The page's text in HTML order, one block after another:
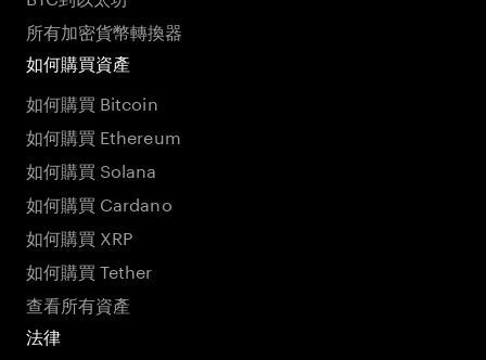
所有加密貨幣轉換器
如何購買資產
如何購買 Bitcoin
如何購買 Ethereum
如何購買 Solana
如何購買 Cardano
如何購買 XRP
如何購買 Tether
查看所有資產
法律